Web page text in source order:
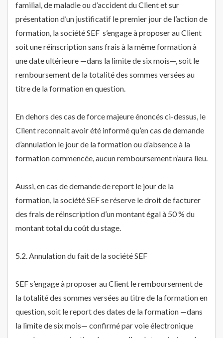
familial, de maladie ou d’accident du Client et sur
présentation d’un justificatif le premier jour de l’action de
formation, la société SEF s’engage à proposer au Client
soit une réinscription sans frais à la même formation à
une date ultérieure —dans la limite de six mois—, soit le
remboursement de la totalité des sommes versées au
titre de la formation en question.
En dehors des cas de force majeure énoncés ci-dessus, le
Client reconnait avoir été informé qu’en cas de demande
d’annulation le jour de la formation ou d’absence à la
formation commencée, aucun remboursement n’aura lieu.
Aussi, en cas de demande de report le jour de la
formation, la société SEF se réserve le droit de facturer
des frais de réinscription d’un montant égal à 50 % du
montant total du coût du stage.
5.2. Annulation du fait de la société SEF
SEF s’engage à proposer au Client le remboursement de
la totalité des sommes versées au titre de la formation en
question, soit le report des dates de la formation —dans
la limite de six mois— confirmé par voie électronique